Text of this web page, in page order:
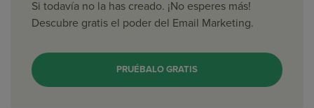
Si todavía no la has creado. ¡No esperes más!
Descubre gratis el poder del Email Marketing.
PRUÉBALO GRATIS